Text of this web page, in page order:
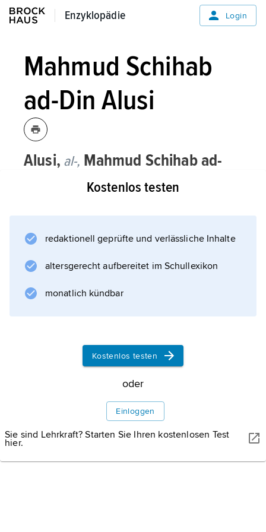
Enzyklopädie
Enzyklopädie Login
Mahmud Schihab
ad-Din Alusi
Alusi, al-, Mahmud Schihab ad-
, irakischer Schriftsteller, * Bagdad
schrieb Gedichte, Reisebeschreibungen, die
gute Zeitzeugnisse sind, Rechtswerke und
einen bedeutenden Korankommentar (9
Bände, 1883–92).
Informationen zum Artikel
Kostenlos testen
redaktionell geprüfte und verlässliche Inhalte
altersgerecht aufbereitet im Schullexikon
monatlich kündbar
Kostenlos testen
oder
Einloggen
Sie sind Lehrkraft? Starten Sie Ihren kostenlosen Test
hier.